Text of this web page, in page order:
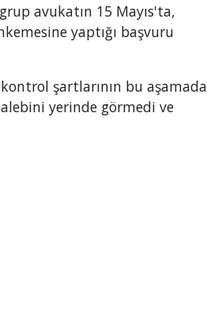
avukatın 15 Mayıs'ta,
yaptığı başvuru
şartlarının bu aşamada
yerinde görmedi ve